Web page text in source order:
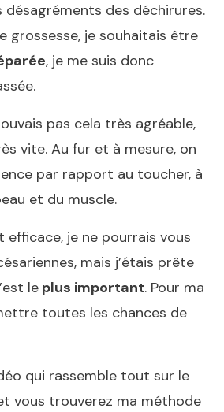
désagréments des déchirures.
grossesse, je souhaitais être
, je me suis donc
pas cela très agréable,
vite. Au fur et à mesure, on
par rapport au toucher, à
et du muscle.
efficace, je ne pourrais vous
mais j’étais prête
le plus important. Pour ma
toutes les chances de
qui rassemble tout sur le
vous trouverez ma méthode